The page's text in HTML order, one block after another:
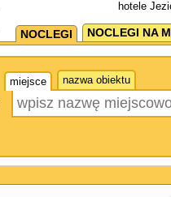
hotele
NOCLEGI NOCLEGI NA
miejsce nazwa obiektu